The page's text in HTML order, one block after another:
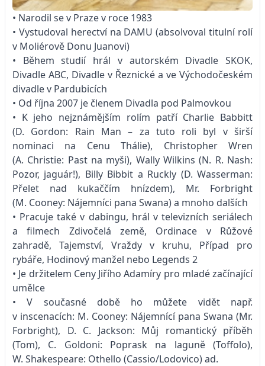
• Narodil se v Praze v roce 1983
• Vystudoval herectví na DAMU (absolvoval titulní rolí
v Moliérově Donu Juanovi)
• Během studií hrál v autorském Divadle SKOK,
Divadle ABC, Divadle v Řeznické a ve Východočeském
divadle v Pardubicích
• Od října 2007 je členem Divadla pod Palmovkou
• K jeho nejznámějším rolím patří Charlie Babbitt
(D. Gordon: Rain Man – za tuto roli byl v širší
nominaci na Cenu Thálie), Christopher Wren
(A. Christie: Past na myši), Wally Wilkins (N. R. Nash:
Pozor, jaguár!), Billy Bibbit a Ruckly (D. Wasserman:
Přelet nad kukaččím hnízdem), Mr. Forbright
(M. Cooney: Nájemníci pana Swana) a mnoho dalších
• Pracuje také v dabingu, hrál v televizních seriálech
a filmech Zdivočelá země, Ordinace v Růžové
zahradě, Tajemství, Vraždy v kruhu, Případ pro
rybáře, Hodinový manžel nebo Legends 2
• Je držitelem Ceny Jiřího Adamíry pro mladé začínající
umělce
• V současné době ho můžete vidět např.
v inscenacích: M. Cooney: Nájemnící pana Swana (Mr.
Forbright), D. C. Jackson: Můj romantický příběh
(Tom), C. Goldoni: Poprask na laguně (Toffolo),
W. Shakespeare: Othello (Cassio/Lodovico) ad.